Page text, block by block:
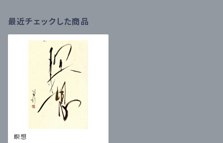
最近チェックした商品
瞑想